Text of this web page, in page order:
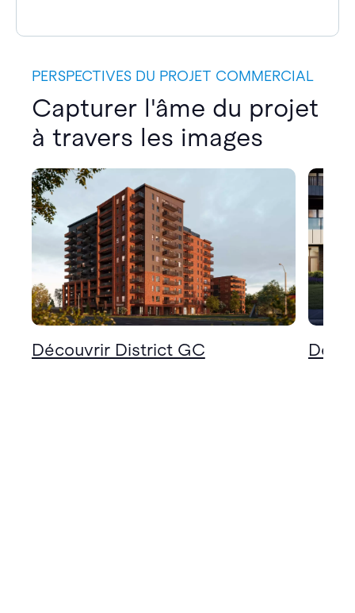
PERSPECTIVES DU PROJET COMMERCIAL
Capturer l'âme du projet
à travers les images
Découvrir District GC